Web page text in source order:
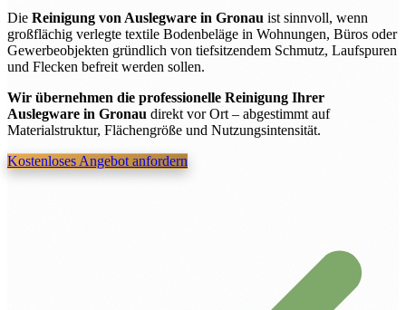
Die Reinigung von Auslegware in Gronau ist sinnvoll, wenn
großflächig verlegte textile Bodenbeläge in Wohnungen, Büros oder
Gewerbeobjekten gründlich von tiefsitzendem Schmutz, Laufspuren
und Flecken befreit werden sollen.
Wir übernehmen die professionelle Reinigung Ihrer
Auslegware in Gronau direkt vor Ort – abgestimmt auf
Materialstruktur, Flächengröße und Nutzungsintensität.
Kostenloses Angebot anfordern